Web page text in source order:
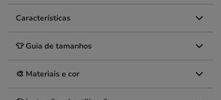
Características
👕 Guia de tamanhos
🎨 Materiais e cor